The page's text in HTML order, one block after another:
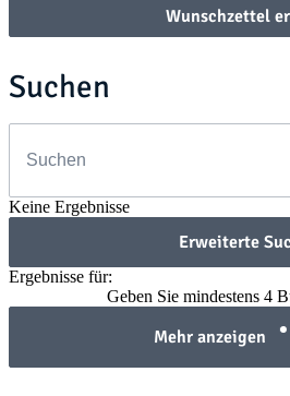
Wunschzettel
Suchen
Keine Ergebnisse
Erweiterte
Ergebnisse für:
Geben Sie mindestens 4
Mehr anzeigen